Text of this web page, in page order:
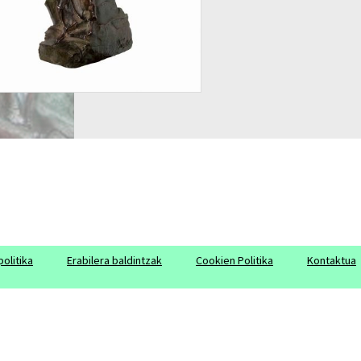
Erabilera baldintzak Cookien Politika Kontaktua